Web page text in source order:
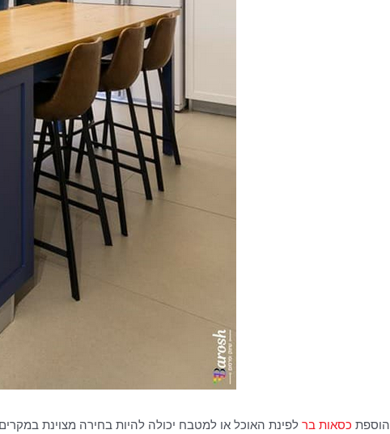
הוספת כסאות בר לפינת האוכל או למטבח יכולה להיות בחירה מצוינת